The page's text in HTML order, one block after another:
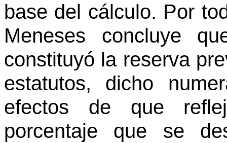
base del cálculo. Por
Meneses concluye
constituyó la reserva
estatutos, dicho
efectos de que
porcentaje que se